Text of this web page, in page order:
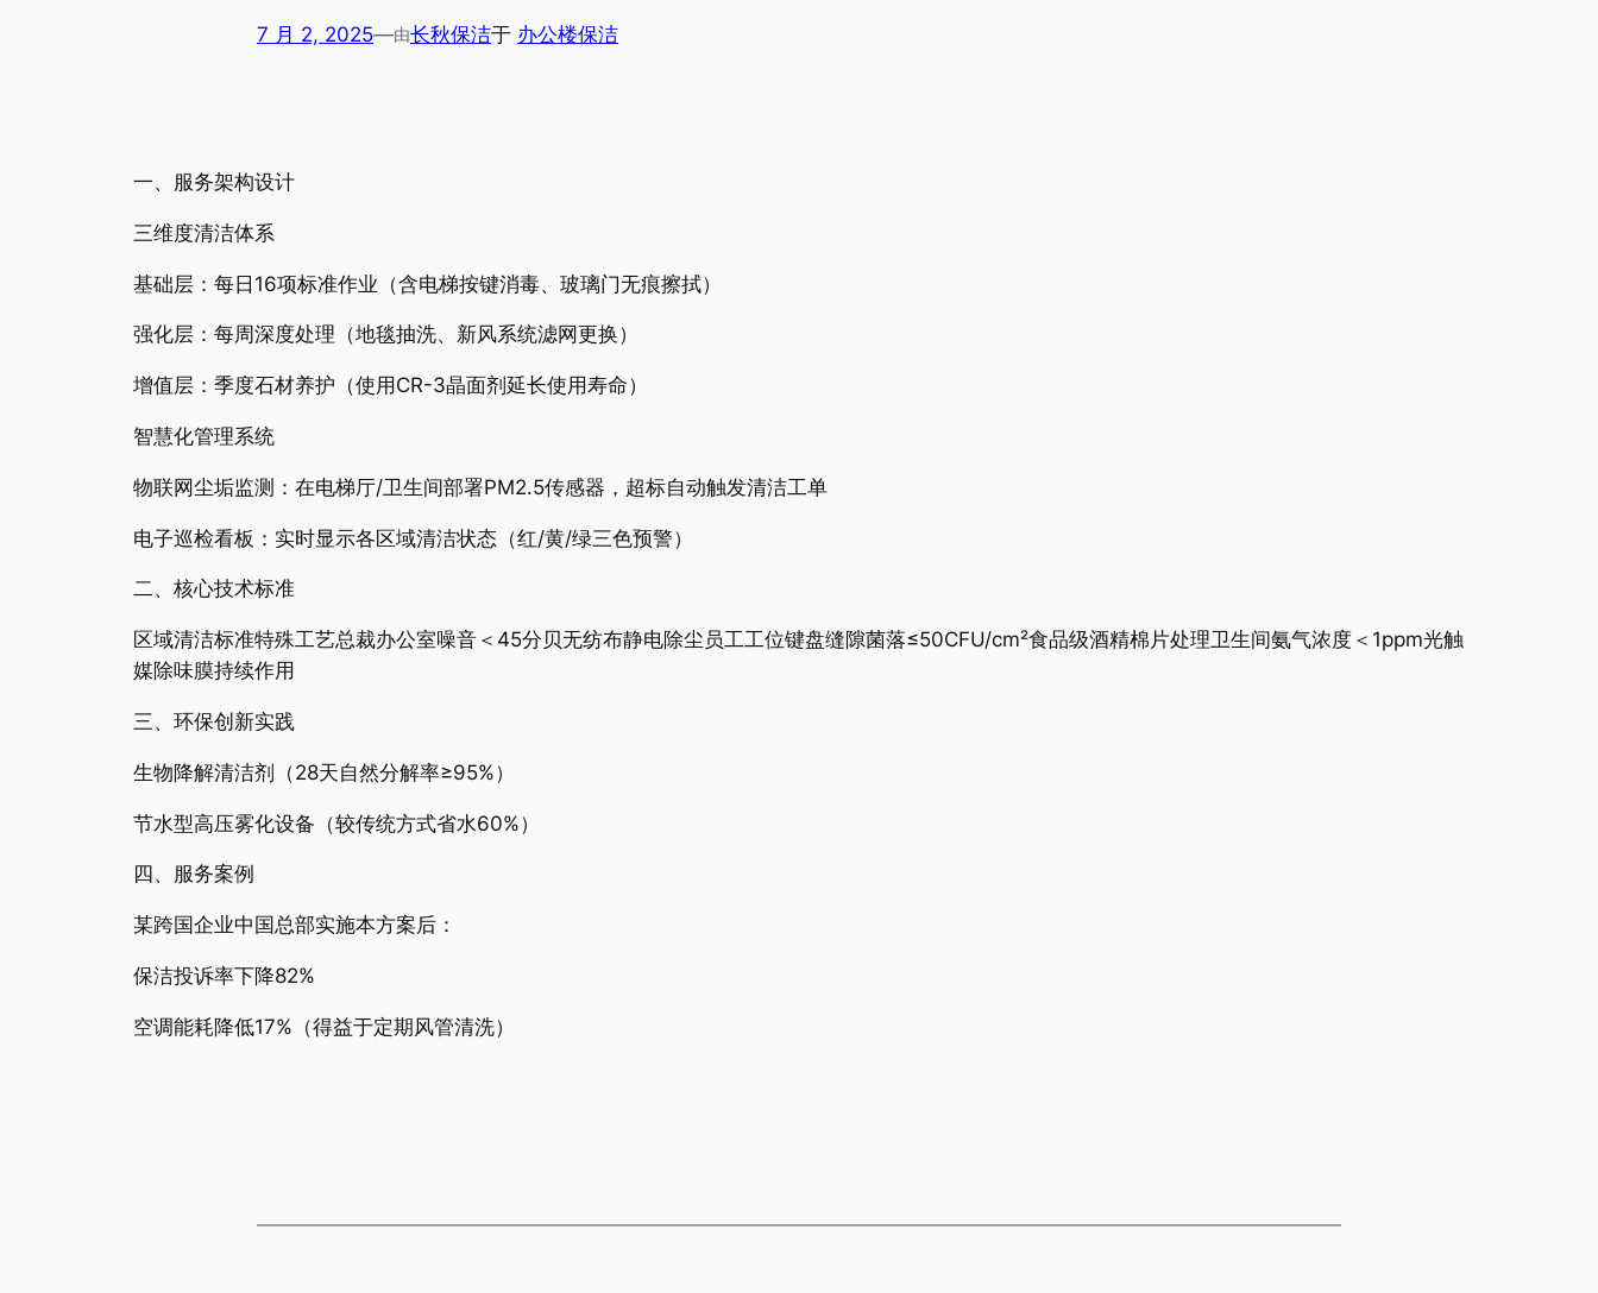
7 月 2, 2025—由长秋保洁于 办公楼保洁
一、服务架构设计
三维度清洁体系
基础层：每日16项标准作业（含电梯按键消毒、玻璃门无痕擦拭）
强化层：每周深度处理（地毯抽洗、新风系统滤网更换）
增值层：季度石材养护（使用CR-3晶面剂延长使用寿命）
智慧化管理系统
物联网尘垢监测：在电梯厅/卫生间部署PM2.5传感器，超标自动触发清洁工单
电子巡检看板：实时显示各区域清洁状态（红/黄/绿三色预警）
二、核心技术标准
区域清洁标准特殊工艺总裁办公室噪音＜45分贝无纺布静电除尘员工工位键盘缝隙菌落≤50CFU/cm²食品级酒精棉片处理卫生间氨气浓度＜1ppm光触
媒除味膜持续作用
三、环保创新实践
生物降解清洁剂（28天自然分解率≥95%）
节水型高压雾化设备（较传统方式省水60%）
四、服务案例
某跨国企业中国总部实施本方案后：
保洁投诉率下降82%
空调能耗降低17%（得益于定期风管清洗）